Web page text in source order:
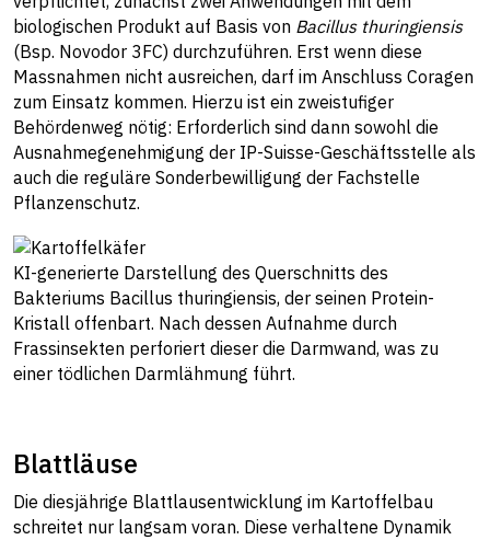
biologischen Produkt auf Basis von Bacillus thuringiensis
(Bsp. Novodor 3FC) durchzuführen. Erst wenn diese
Massnahmen nicht ausreichen, darf im Anschluss Coragen
zum Einsatz kommen. Hierzu ist ein zweistufiger
Behördenweg nötig: Erforderlich sind dann sowohl die
Ausnahmegenehmigung der IP-Suisse-Geschäftsstelle als
auch die reguläre Sonderbewilligung der Fachstelle
Pflanzenschutz.
KI-generierte Darstellung des Querschnitts des
Bakteriums Bacillus thuringiensis, der seinen Protein-
Kristall offenbart. Nach dessen Aufnahme durch
Frassinsekten perforiert dieser die Darmwand, was zu
einer tödlichen Darmlähmung führt.
Blattläuse
Die diesjährige Blattlausentwicklung im Kartoffelbau
schreitet nur langsam voran. Diese verhaltene Dynamik